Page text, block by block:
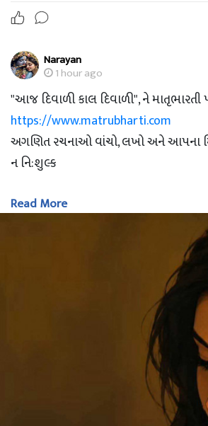
Narayan
1 hour ago
"આજ દિવાળી કાલ દિવાળી", ને માતૃભારતી
https://www.matrubharti.com
અગણિત રચનાઓ વાંચો, લખો અને આપના
ન નિ:શુલ્ક
-- Nirali Desai
Read More